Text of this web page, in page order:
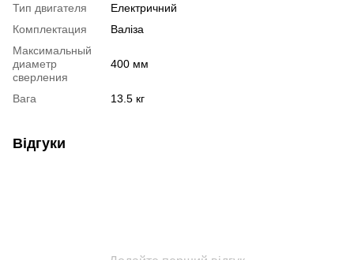
Тип двигателя
Електричний
Комплектация
Валіза
Максимальный
диаметр
сверления
400 мм
Вага 13.5 кг
Відгуки